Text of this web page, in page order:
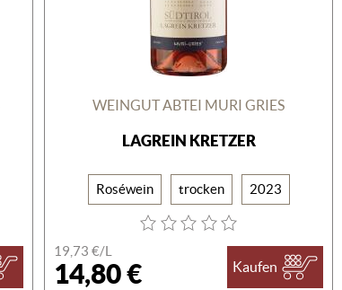
WEINGUT ABTEI MURI GRIES
LAGREIN KRETZER
Roséwein trocken 2023
19,73 €/L
14,80 € Kaufen